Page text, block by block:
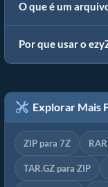
O que é um
Por que usar o
Explorar Mais
ZIP para 7Z
TAR.GZ para ZIP